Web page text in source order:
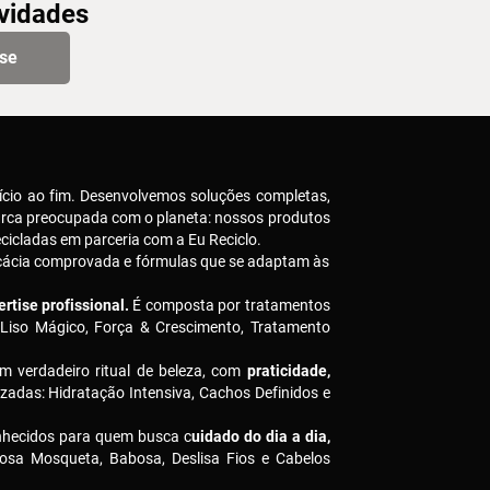
ao fim. Desenvolvemos soluções completas,
preocupada com o planeta: nossos produtos
em parceria com a Eu Reciclo.
comprovada e fórmulas que se adaptam às
profissional. É composta por tratamentos
Mágico, Força & Crescimento, Tratamento
verdadeiro ritual de beleza, com praticidade,
Hidratação Intensiva, Cachos Definidos e
para quem busca cuidado do dia a dia,
Mosqueta, Babosa, Deslisa Fios e Cabelos